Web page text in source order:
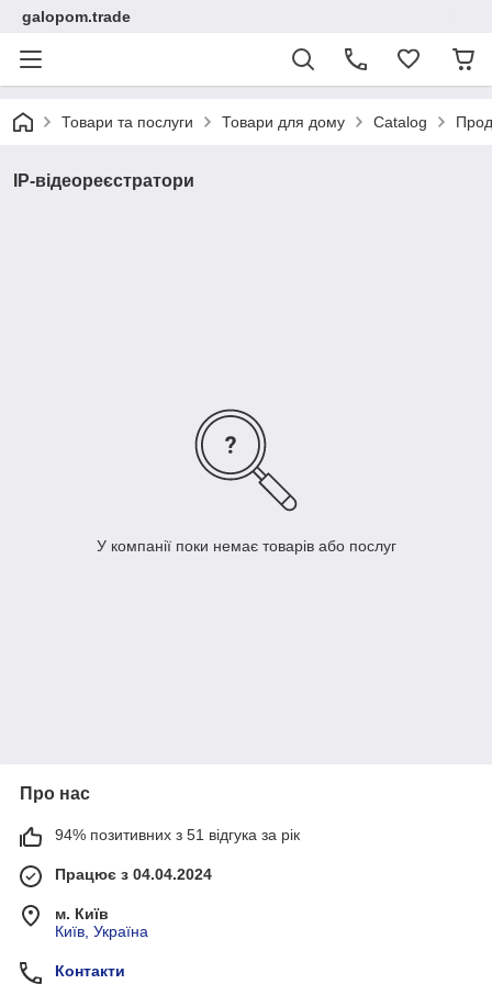
galopom.trade
Товари та послуги Товари для дому Catalog
IP-відеореєстратори
У компанії поки немає товарів або послуг
Про нас
94% позитивних з 51 відгука за рік
Працює з 04.04.2024
м. Київ
Київ, Україна
Контакти